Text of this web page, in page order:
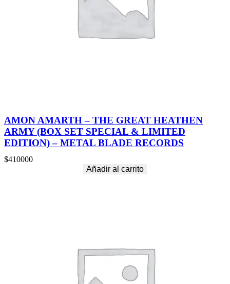
AMON AMARTH – THE GREAT HEATHEN
ARMY (BOX SET SPECIAL & LIMITED
EDITION) – METAL BLADE RECORDS
$410000
Añadir al carrito